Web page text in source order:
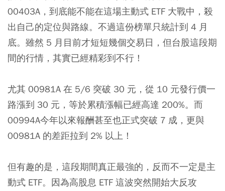
00403A，到底能不能在這場主動式 ETF 大戰中，殺
出自己的定位與路線。不過這份榜單只統計到 4 月
底。雖然 5 月目前才短短幾個交易日，但台股這段期
間的行情，其實已經精彩到不行！
尤其 00981A 在 5/6 突破 30 元，從 10 元發行價一
路漲到 30 元，等於累積漲幅已經高達 200%。而
00994A今年以來報酬甚至也正式突破 7 成，更與
00981A 的差距拉到 2% 以上！
但有趣的是，這段期間真正最強的，反而不一定是主
動式 ETF。因為高股息 ETF 這波突然開始大反攻